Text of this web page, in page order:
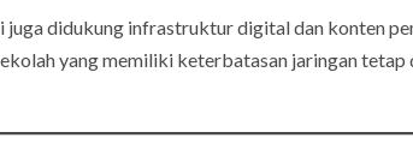
juga didukung infrastruktur digital dan konten
yang memiliki keterbatasan jaringan